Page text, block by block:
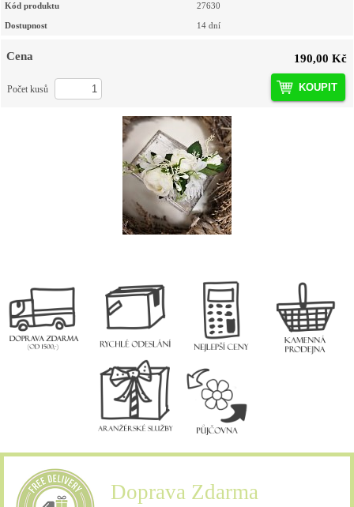
Kód produktu 27630
Dostupnost 14 dní
Cena 190,00 Kč
KOUPIT
Počet kusů
Doprava Zdarma